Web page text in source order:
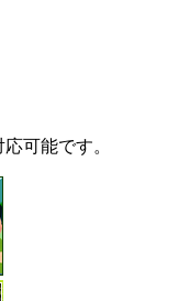
可能です。